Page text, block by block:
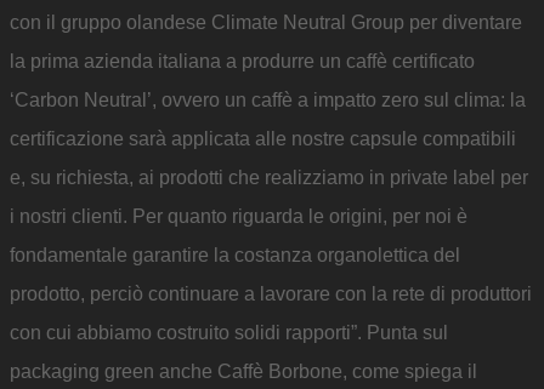
con il gruppo olandese Climate Neutral Group per diventare
la prima azienda italiana a produrre un caffè certificato
‘Carbon Neutral’, ovvero un caffè a impatto zero sul clima: la
certificazione sarà applicata alle nostre capsule compatibili
e, su richiesta, ai prodotti che realizziamo in private label per
i nostri clienti. Per quanto riguarda le origini, per noi è
fondamentale garantire la costanza organolettica del
prodotto, perciò continuare a lavorare con la rete di produttori
con cui abbiamo costruito solidi rapporti”. Punta sul
packaging green anche Caffè Borbone, come spiega il